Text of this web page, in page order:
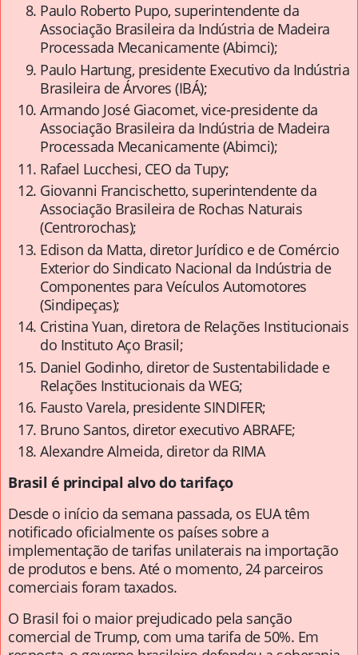
Paulo Roberto Pupo, superintendente da
Associação Brasileira da Indústria de Madeira
Processada Mecanicamente (Abimci);
Paulo Hartung, presidente Executivo da Indústria
Brasileira de Árvores (IBÁ);
Armando José Giacomet, vice-presidente da
Associação Brasileira da Indústria de Madeira
Processada Mecanicamente (Abimci);
Rafael Lucchesi, CEO da Tupy;
Giovanni Francischetto, superintendente da
Associação Brasileira de Rochas Naturais
(Centrorochas);
Edison da Matta, diretor Jurídico e de Comércio
Exterior do Sindicato Nacional da Indústria de
Componentes para Veículos Automotores
(Sindipeças);
Cristina Yuan, diretora de Relações Institucionais
do Instituto Aço Brasil;
Daniel Godinho, diretor de Sustentabilidade e
Relações Institucionais da WEG;
Fausto Varela, presidente SINDIFER;
Bruno Santos, diretor executivo ABRAFE;
Alexandre Almeida, diretor da RIMA
Brasil é principal alvo do tarifaço
Desde o início da semana passada, os EUA têm
notificado oficialmente os países sobre a
implementação de tarifas unilaterais na importação
de produtos e bens. Até o momento, 24 parceiros
comerciais foram taxados.
O Brasil foi o maior prejudicado pela sanção
comercial de Trump, com uma tarifa de 50%. Em